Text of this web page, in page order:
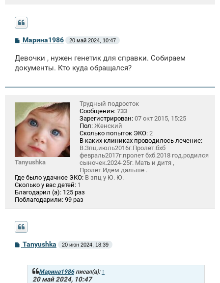
С
б
щ
и
Марина1986 20 май 2024, 10:47
Девочки , нужен генетик для справки. Собираем
документы. Кто куда обращался?
Tanyushka
Трудный подросток
Сообщения: 733
Зарегистрирован: 07 окт 2015, 15:25
Пол: Женский
Сколько попыток ЭКО: 2
В каких клиниках проводилось лечение:
В.Зпц.июль2016г.Пролет.бхб
февраль2017г.пролет бхб.2018 год.родился
сыночек.2024-25г. Мать и дитя ,
Пролет.Идем дальше .
Где было удачное ЭКО: В зпц у Ю. Ю.
Сколько у вас детей: 1
Благодарил (а): 125 раз
Поблагодарили: 99 раз
СTanyushka 20 июн 2024, 18:39
Марина1986писал(а): ↑
20 май 2024, 10:47